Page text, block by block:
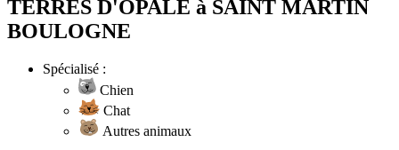
TERRES D'OPALE à SAINT MARTIN
BOULOGNE
Spécialisé :
Chien
Chat
Autres animaux